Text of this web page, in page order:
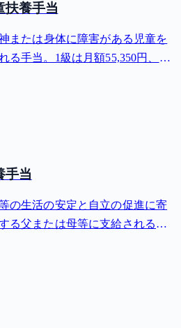
扶養手当
または身体に障害がある児童を
る手当。1級は月額55,350円、2
手当
の生活の安定と自立の促進に寄
る父または母等に支給される手